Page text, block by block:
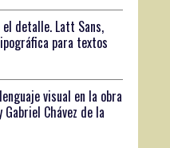
detalle. Latt Sans,
para textos
visual en la obra
Chávez de la